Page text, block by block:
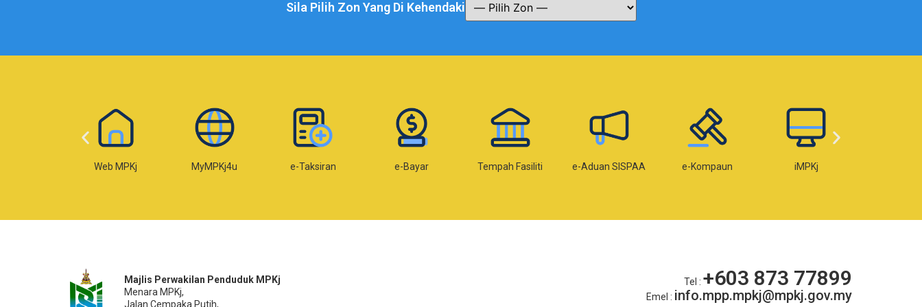
Sila Pilih Zon Yang Di Kehendaki
MyMPKj4u e-Taksiran e-Bayar Tempah Fasiliti e-Aduan SISPAA e-Kompaun iMPKj e-Lesen
Majlis Perwakilan Penduduk MPKj
Menara MPKj,
Jalan Cempaka Putih,
Tel : +603 873 77899
Emel : info.mpp.mpkj@mpkj.gov.my